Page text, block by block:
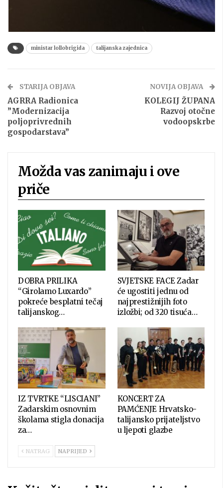
ministar lollobrigida talijanska zajednica
STARIJA OBJAVA
AGRRA Radionica
”Modernizacija
poljoprivrednih
gospodarstava”
NOVIJA OBJAVA
KOLEGIJ ŽUPANA
Razvoj otočne
vodoopskrbe
Možda vas zanimaju i ove
priče
DOBRA PRILIKA
“Girolamo Luxardo”
pokreće besplatni tečaj
talijanskog…
SVJETSKE FACE Zadar
će ugostiti jednu od
najprestižnijih foto
izložbi; od 320 tisuća…
IZ TVRTKE “LISCIANI”
Zadarskim osnovnim
školama stigla donacija
za…
KONCERT ZA
PAMĆENJE Hrvatsko-
talijansko prijateljstvo
u ljepoti glazbe
NATRAG NAPRIJED